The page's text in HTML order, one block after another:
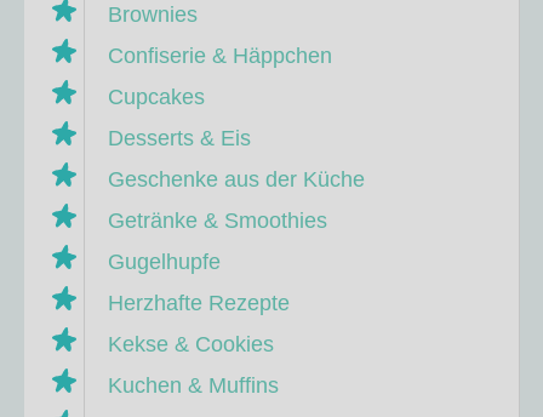
Brownies
Confiserie & Häppchen
Cupcakes
Desserts & Eis
Geschenke aus der Küche
Getränke & Smoothies
Gugelhupfe
Herzhafte Rezepte
Kekse & Cookies
Kuchen & Muffins